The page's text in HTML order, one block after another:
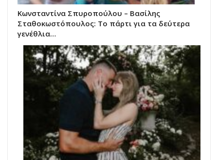
Κωνσταντίνα Σπυροπούλου – Βασίλης
Σταθοκωστόπουλος: Το πάρτι για τα δεύτερα
γενέθλια…